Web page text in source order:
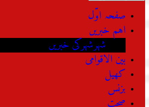
صفحہ اوّل
اہم خبریں
شہرشہرکی خبریں
بین الاقوامی
کھیل
بزنس